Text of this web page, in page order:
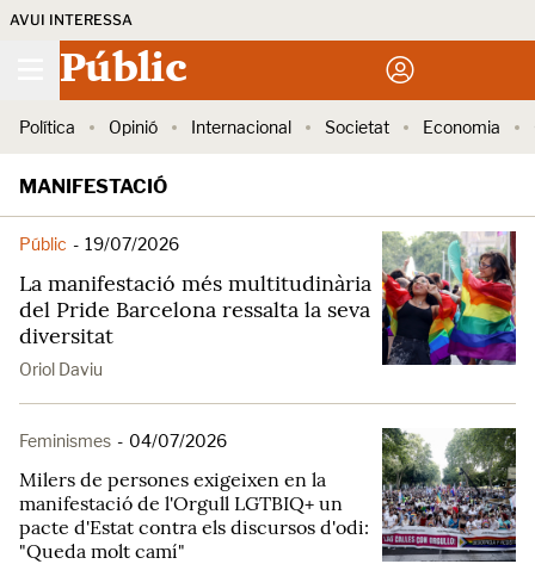
AVUI INTERESSA
Públic
Política Opinió Internacional Societat Economia
MANIFESTACIÓ
Públic - 19/07/2026
La manifestació més multitudinària
del Pride Barcelona ressalta la seva
diversitat
Oriol Daviu
Feminismes - 04/07/2026
Milers de persones exigeixen en la
manifestació de l'Orgull LGTBIQ+ un
pacte d'Estat contra els discursos d'odi:
"Queda molt camí"